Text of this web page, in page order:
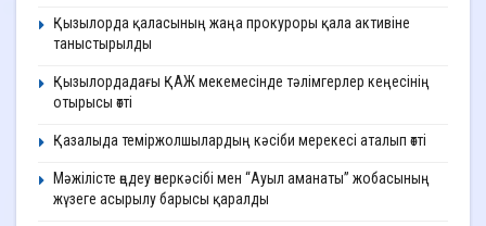
Қызылорда қаласының жаңа прокуроры қала активіне
таныстырылды
Қызылордадағы ҚАЖ мекемесінде тәлімгерлер кеңесінің
отырысы өтті
Қазалыда теміржолшылардың кәсіби мерекесі аталып өтті
Мәжілісте өңдеу өнеркәсібі мен “Ауыл аманаты” жобасының
жүзеге асырылу барысы қаралды